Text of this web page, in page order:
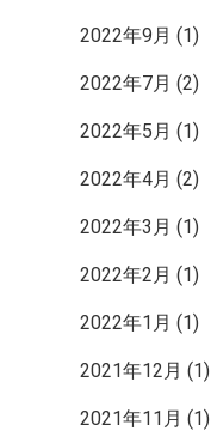
2022年9月 (1)
2022年7月 (2)
2022年5月 (1)
2022年4月 (2)
2022年3月 (1)
2022年2月 (1)
2022年1月 (1)
2021年12月 (1)
2021年11月 (1)